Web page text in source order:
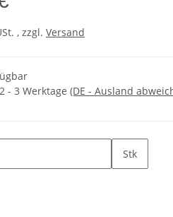
, zzgl. Versand
2 - 3 Werktage (DE - Ausland
Stk